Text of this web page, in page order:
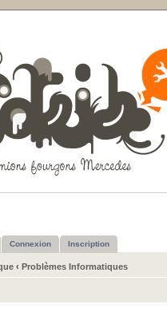
Connexion Inscription
‹ Problèmes Informatiques